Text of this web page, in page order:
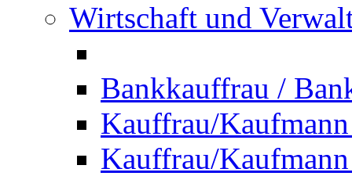
Wirtschaft und
Bankkauffrau /
Kauffrau/
Kauffrau/